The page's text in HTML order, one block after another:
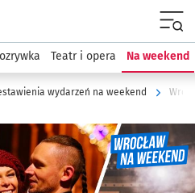
podserwis: Wydarzenia
Teatr i opera Na weekend
wydarzeń na weekend